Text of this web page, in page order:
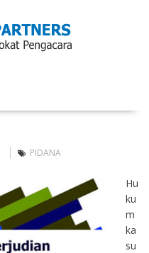
PIDANA
Hu
ku
m
ka
su